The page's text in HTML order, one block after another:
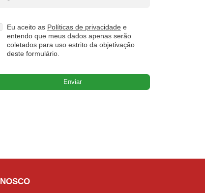
Eu aceito as Políticas de privacidade e
entendo que meus dados apenas serão
coletados para uso estrito da objetivação
deste formulário.